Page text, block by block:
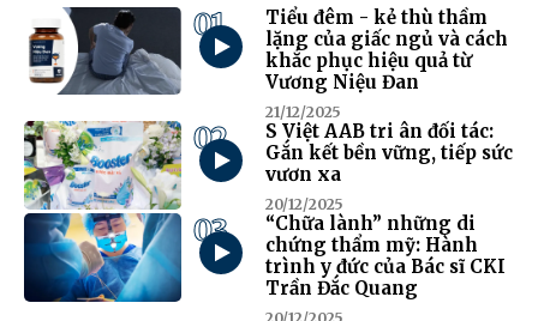
01
Tiểu đêm - kẻ thù thầm
lặng của giấc ngủ và cách
khắc phục hiệu quả từ
Vương Niệu Đan
21/12/2025
02
S Việt AAB tri ân đối tác:
Gắn kết bền vững, tiếp sức
vươn xa
20/12/2025
03
“Chữa lành” những di
chứng thẩm mỹ: Hành
trình y đức của Bác sĩ CKI
Trần Đắc Quang